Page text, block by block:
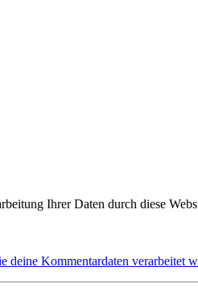
Ihrer Daten durch diese
deine Kommentardaten verarbeitet